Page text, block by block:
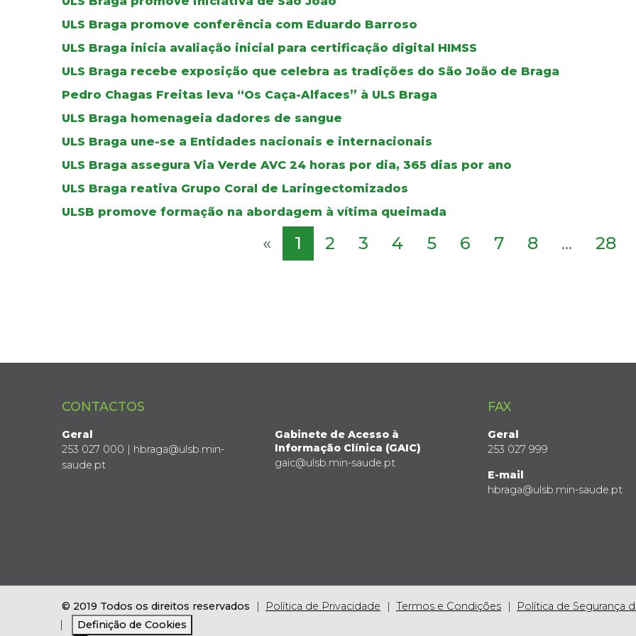
ULS Braga promove conferência com Eduardo Barroso
ULS Braga inicia avaliação inicial para certificação digital HIMSS
ULS Braga recebe exposição que celebra as tradições do São João de Braga
Pedro Chagas Freitas leva “Os Caça-Alfaces” à ULS Braga
ULS Braga homenageia dadores de sangue
ULS Braga une-se a Entidades nacionais e internacionais
ULS Braga assegura Via Verde AVC 24 horas por dia, 365 dias por ano
ULS Braga reativa Grupo Coral de Laringectomizados
ULSB promove formação na abordagem à vítima queimada
« 1 2 3 4 5 6 7 8 ... 28
CONTACTOS
Geral
253 027 000 | hbraga@ulsb.min-
saude.pt
Gabinete de Acesso à
Informação Clínica (GAIC)
gaic@ulsb.min-saude.pt
FAX
Geral
253 027 999
E-mail
hbraga@ulsb.min-saude.pt
© 2019 Todos os direitos reservados Política de Privacidade Termos e Condições
Política de Segurança
Definição de Cookies